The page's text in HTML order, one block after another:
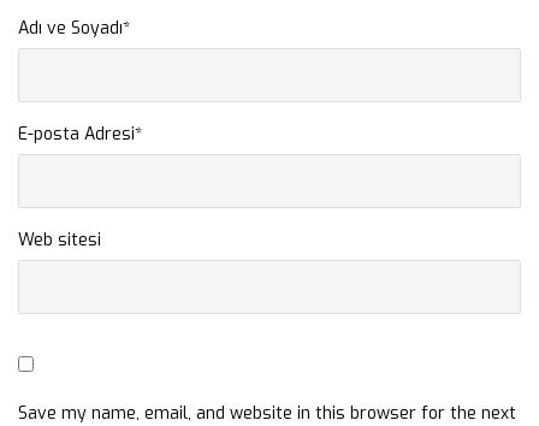
Adı ve Soyadı*
E-posta Adresi*
Web sitesi
Save my name, email, and website in this browser for the next